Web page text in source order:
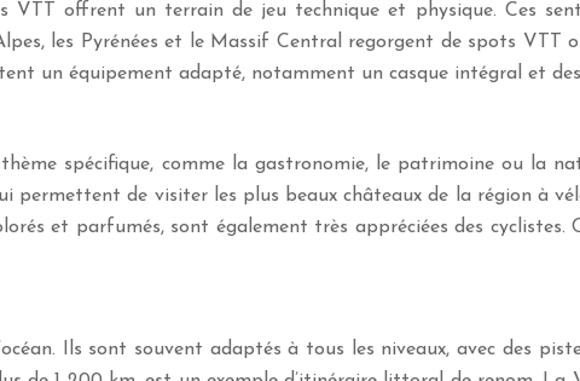
offrent un terrain de jeu technique et physique. Ces
les Pyrénées et le Massif Central regorgent de spots VTT
un équipement adapté, notamment un casque intégral et
spécifique, comme la gastronomie, le patrimoine ou la
permettent de visiter les plus beaux châteaux de la région à
et parfumés, sont également très appréciées des
Ils sont souvent adaptés à tous les niveaux, avec des